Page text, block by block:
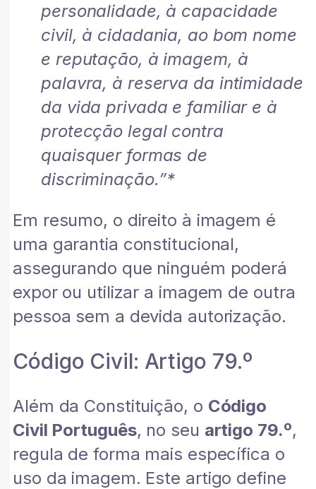
personalidade, à capacidade
civil, à cidadania, ao bom nome
e reputação, à imagem, à
palavra, à reserva da intimidade
da vida privada e familiar e à
protecção legal contra
quaisquer formas de
discriminação.”*
Em resumo, o direito à imagem é
uma garantia constitucional,
assegurando que ninguém poderá
expor ou utilizar a imagem de outra
pessoa sem a devida autorização.
Código Civil: Artigo 79.º
Além da Constituição, o Código
Civil Português, no seu artigo 79.º,
regula de forma mais específica o
uso da imagem. Este artigo define